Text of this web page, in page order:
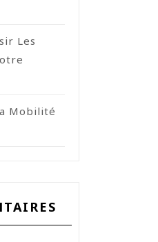
Les
Mobilité